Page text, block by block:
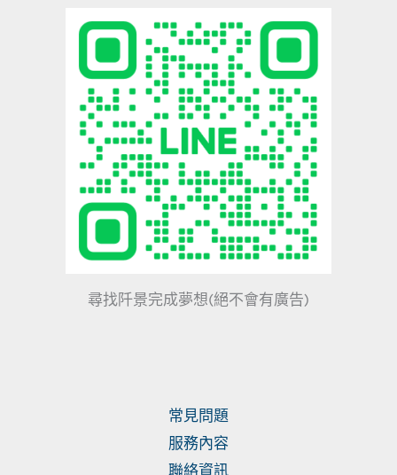
尋找阡景完成夢想(絕不會有廣告)
常見問題
服務內容
聯絡資訊